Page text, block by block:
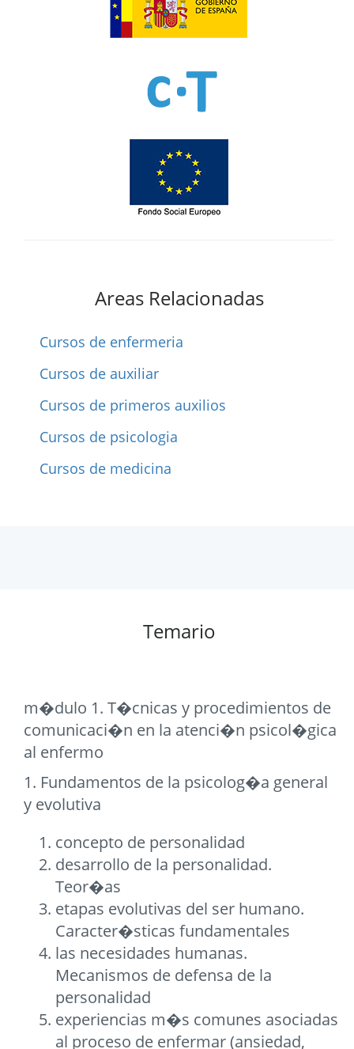
Areas Relacionadas
Cursos de enfermeria
Cursos de auxiliar
Cursos de primeros auxilios
Cursos de psicologia
Cursos de medicina
Temario
m�dulo 1. T�cnicas y procedimientos de
comunicaci�n en la atenci�n psicol�gica
al enfermo
1. Fundamentos de la psicolog�a general
y evolutiva
concepto de personalidad
desarrollo de la personalidad.
Teor�as
etapas evolutivas del ser humano.
Caracter�sticas fundamentales
las necesidades humanas.
Mecanismos de defensa de la
personalidad
experiencias m�s comunes asociadas
al proceso de enfermar (ansiedad,